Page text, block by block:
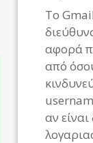
Το
αφορά
από
αν